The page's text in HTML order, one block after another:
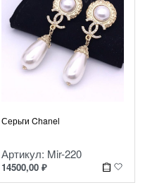
Серьги Chanel
Артикул: Mir-220
14500,00 ₽